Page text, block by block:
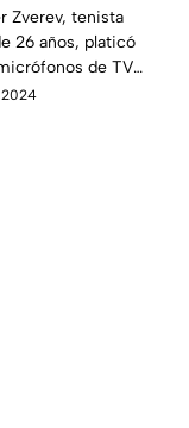
de
Zverev, tenista
26 años, platicó
de TV
durante su
2024